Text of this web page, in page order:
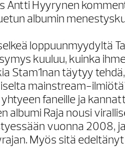
Antti Hyyrynen
albumin
loppuunmyydyltä
kuuluu, kuinka
Stam1nan täytyy
mainstream-
faneille ja
albumi Raja nousi
vuonna 2008,
Myös sitä